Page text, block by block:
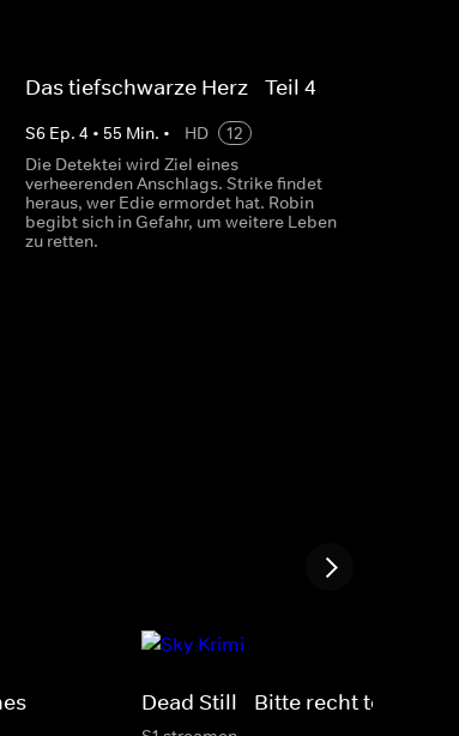
Das tiefschwarze Herz - Teil 4
S6 Ep. 4 • 55 Min. • HD
12
Die Detektei wird Ziel eines
verheerenden Anschlags. Strike findet
heraus, wer Edie ermordet hat. Robin
begibt sich in Gefahr, um weitere Leben
zu retten.
Dead Still - Bitte recht tödlich!